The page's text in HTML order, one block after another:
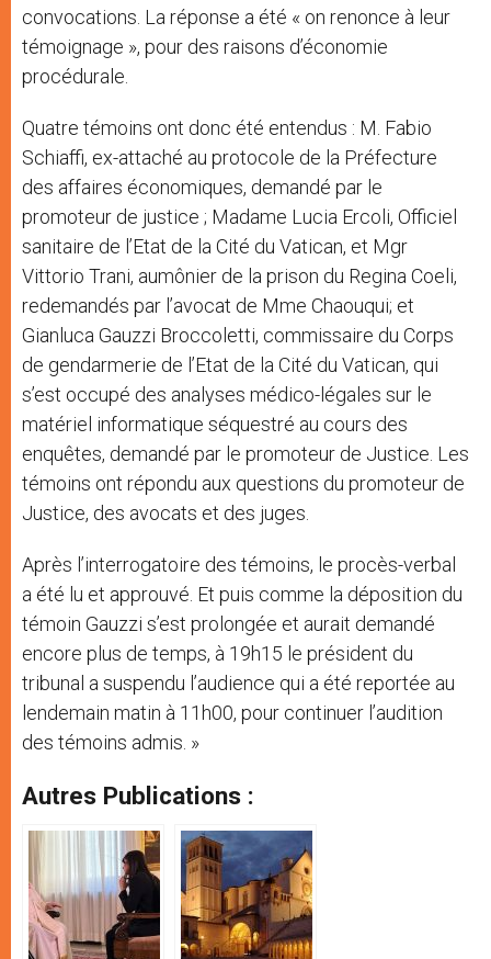
convocations. La réponse a été « on renonce à leur
témoignage », pour des raisons d’économie
procédurale.
Quatre témoins ont donc été entendus : M. Fabio
Schiaffi, ex-attaché au protocole de la Préfecture
des affaires économiques, demandé par le
promoteur de justice ; Madame Lucia Ercoli, Officiel
sanitaire de l’Etat de la Cité du Vatican, et Mgr
Vittorio Trani, aumônier de la prison du Regina Coeli,
redemandés par l’avocat de Mme Chaouqui; et
Gianluca Gauzzi Broccoletti, commissaire du Corps
de gendarmerie de l’Etat de la Cité du Vatican, qui
s’est occupé des analyses médico-légales sur le
matériel informatique séquestré au cours des
enquêtes, demandé par le promoteur de Justice. Les
témoins ont répondu aux questions du promoteur de
Justice, des avocats et des juges.
Après l’interrogatoire des témoins, le procès-verbal
a été lu et approuvé. Et puis comme la déposition du
témoin Gauzzi s’est prolongée et aurait demandé
encore plus de temps, à 19h15 le président du
tribunal a suspendu l’audience qui a été reportée au
lendemain matin à 11h00, pour continuer l’audition
des témoins admis. »
Autres Publications :